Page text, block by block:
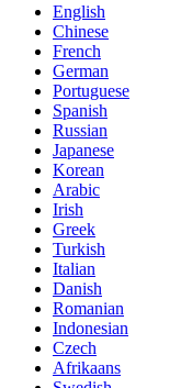
English
Chinese
French
German
Portuguese
Spanish
Russian
Japanese
Korean
Arabic
Irish
Greek
Turkish
Italian
Danish
Romanian
Indonesian
Czech
Afrikaans